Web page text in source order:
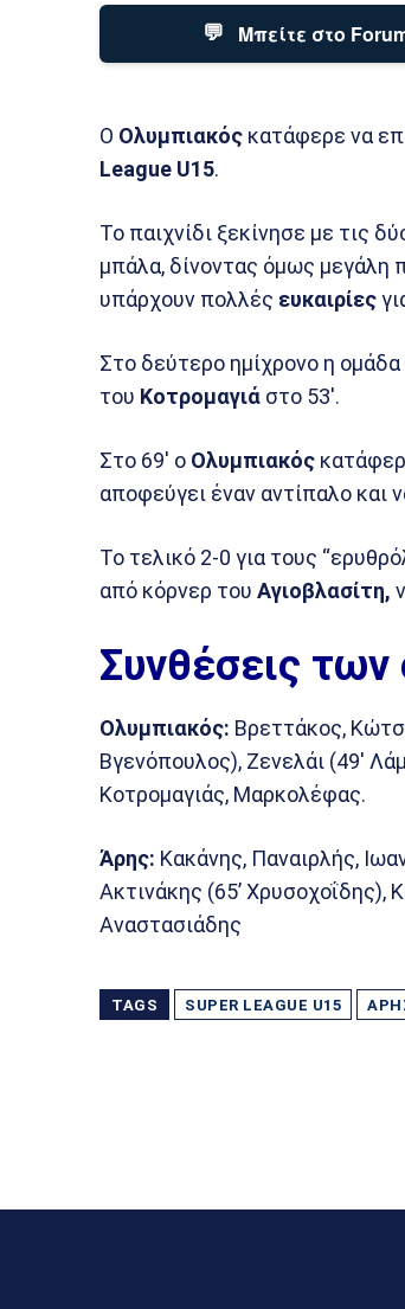
💬 Μπείτε στο
Ο Ολυμπιακός κατάφερε να
League U15.
Το παιχνίδι ξεκίνησε με τις
μπάλα, δίνοντας όμως μεγάλη
υπάρχουν πολλές ευκαιρίες
Στο δεύτερο ημίχρονο η ομάδα
του Κοτρομαγιά στο 53′.
Στο 69′ ο Ολυμπιακός
αποφεύγει έναν αντίπαλο και
Το τελικό 2-0 για τους
από κόρνερ του Αγιοβλασίτη,
Συνθέσεις
Ολυμπιακός: Βρεττάκος,
Βγενόπουλος), Ζενελάι (49′
Κοτρομαγιάς, Μαρκολέφας.
Άρης: Κακάνης, Παναιρλής,
Ακτινάκης (65’
Αναστασιάδης
TAGS SUPER LEAGUE U15